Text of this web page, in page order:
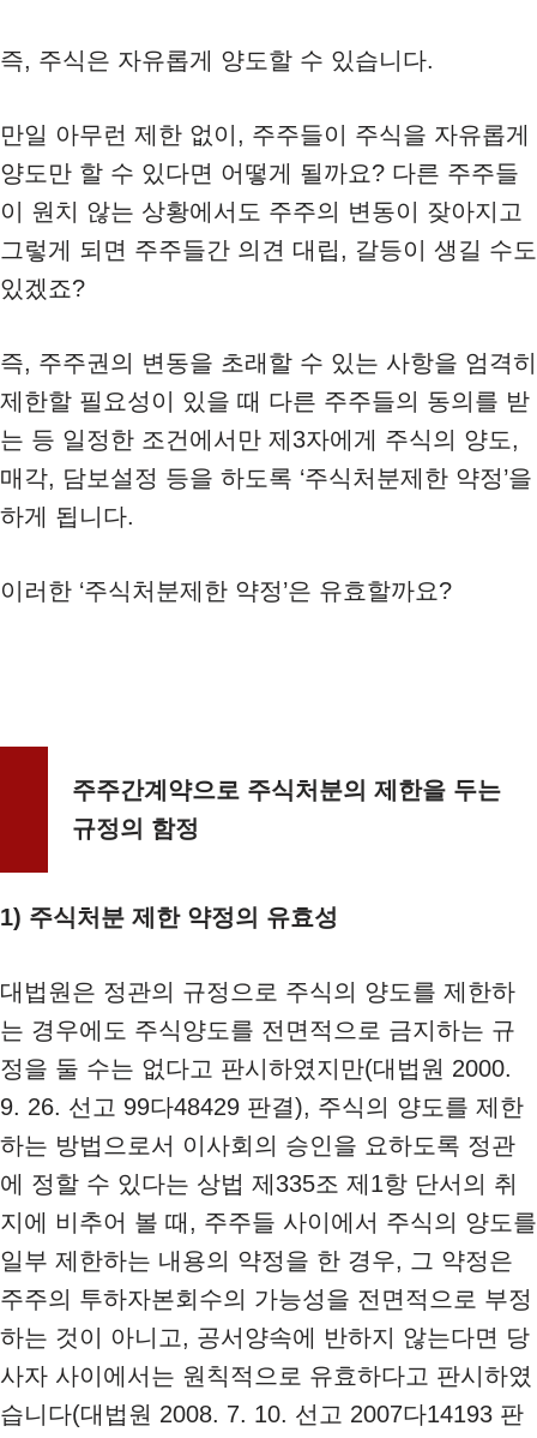
즉, 주식은 자유롭게 양도할 수 있습니다.
만일 아무런 제한 없이, 주주들이 주식을 자유롭게
양도만 할 수 있다면 어떻게 될까요? 다른 주주들
이 원치 않는 상황에서도 주주의 변동이 잦아지고
그렇게 되면 주주들간 의견 대립, 갈등이 생길 수도
있겠죠?
즉, 주주권의 변동을 초래할 수 있는 사항을 엄격히
제한할 필요성이 있을 때 다른 주주들의 동의를 받
는 등 일정한 조건에서만 제3자에게 주식의 양도,
매각, 담보설정 등을 하도록 ‘주식처분제한 약정’을
하게 됩니다.
이러한 ‘주식처분제한 약정’은 유효할까요?
주주간계약으로 주식처분의 제한을 두는
규정의 함정
1) 주식처분 제한 약정의 유효성
대법원은 정관의 규정으로 주식의 양도를 제한하
는 경우에도 주식양도를 전면적으로 금지하는 규
정을 둘 수는 없다고 판시하였지만(대법원 2000.
9. 26. 선고 99다48429 판결), 주식의 양도를 제한
하는 방법으로서 이사회의 승인을 요하도록 정관
에 정할 수 있다는 상법 제335조 제1항 단서의 취
지에 비추어 볼 때, 주주들 사이에서 주식의 양도를
일부 제한하는 내용의 약정을 한 경우, 그 약정은
주주의 투하자본회수의 가능성을 전면적으로 부정
하는 것이 아니고, 공서양속에 반하지 않는다면 당
사자 사이에서는 원칙적으로 유효하다고 판시하였
습니다(대법원 2008. 7. 10. 선고 2007다14193 판